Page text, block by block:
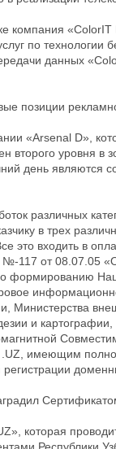
по технологии
данных
позиции
«Arsenal D»,
второго уровня
день являются
различных
в трех
входить в
117 от
формированию
и
имеющим
которая